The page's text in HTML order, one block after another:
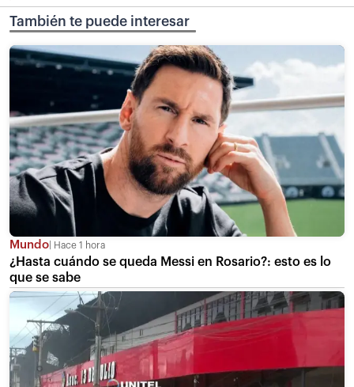
También te puede interesar
Mundo Hace 1 hora
¿Hasta cuándo se queda Messi en Rosario?: esto es lo
que se sabe